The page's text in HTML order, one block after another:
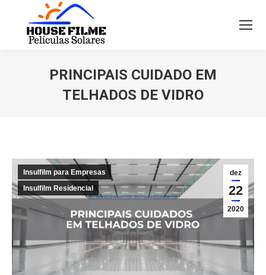
PRINCIPAIS CUIDADO EM
TELHADOS DE VIDRO
dez
22
2020
Insulfilm para Empresas
Insulfilm Residencial